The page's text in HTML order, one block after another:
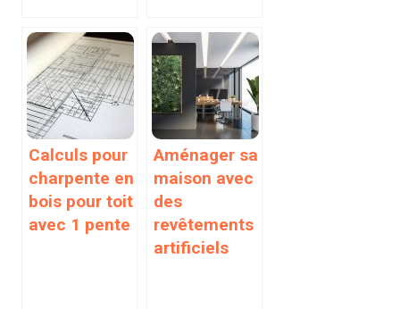
Calculs pour
charpente en
bois pour toit
avec 1 pente
Aménager sa
maison avec
des
revêtements
artificiels